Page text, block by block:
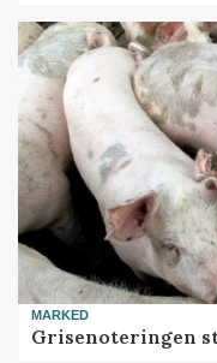
MARKED
Grisenoteringen